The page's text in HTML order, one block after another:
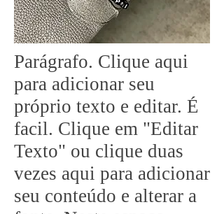
Parágrafo. Clique aqui
para adicionar seu
próprio texto e editar. É
facil. Clique em "Editar
Texto" ou clique duas
vezes aqui para adicionar
seu conteúdo e alterar a